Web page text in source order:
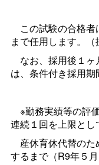
この試験の合格者
まで任用します。（
なお、採用後１ヶ
は、条件付き採用期
※勤務実績等の評
連続１回を上限とし
産休育休代替のた
するまで（R9年５